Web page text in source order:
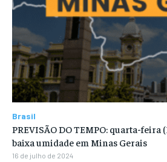
Brasil
PREVISÃO DO TEMPO: quarta-feira
baixa umidade em Minas Gerais
16 de julho de 2024